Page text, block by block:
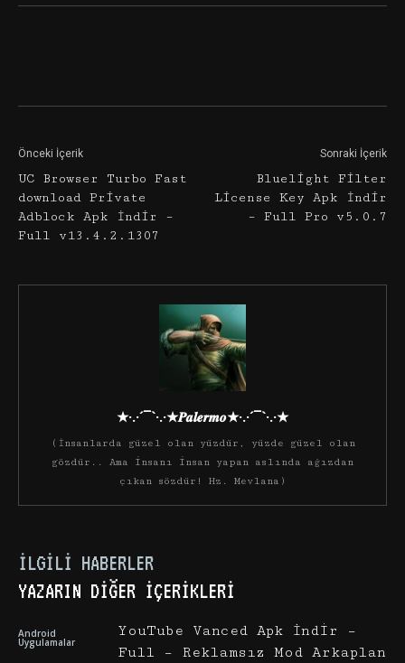
Önceki İçerik
UC Browser Turbo Fast
download Private
Adblock Apk İndir –
Full v13.4.2.1307
Sonraki İçerik
Bluelight Filter
License Key Apk İndir
– Full Pro v5.0.7
★·.·´¯`·.·★𝑷𝒂𝒍𝒆𝒓𝒎𝒐★·.·´¯`·.·★
(İnsanlarda güzel olan yüzdür, yüzde güzel olan
gözdür.. Ama insanı insan yapan aslında ağızdan
çıkan sözdür! Hz. Mevlana)
İLGILI HABERLER
YAZARIN DIĞER İÇERIKLERI
Android
Uygulamalar
YouTube Vanced Apk İndir –
Full – Reklamsız Mod Arkaplan